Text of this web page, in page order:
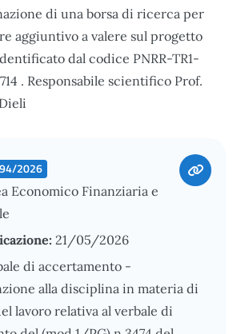
di una borsa di ricerca per
aggiuntivo a valere sul progetto
dal codice PNRR-TR1-
. Responsabile scientifico Prof.
2026
Economico Finanziaria e
21/05/2026
di accertamento -
alla disciplina in materia di
lavoro relativa al verbale di